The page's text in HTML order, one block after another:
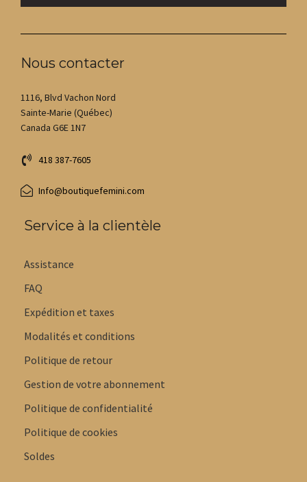
Nous contacter
1116, Blvd Vachon Nord
Sainte-Marie (Québec)
Canada G6E 1N7
418 387-7605
Info@boutiquefemini.com
Service à la clientèle
Assistance
FAQ
Expédition et taxes
Modalités et conditions
Politique de retour
Gestion de votre abonnement
Politique de confidentialité
Politique de cookies
Soldes